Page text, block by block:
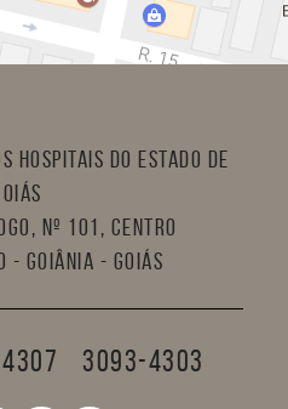
Hospitais do Estado de
nº 101, Centro
- Goiânia - Goiás
3093-4303